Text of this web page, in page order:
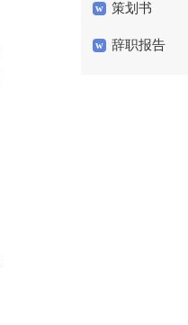
策划书
辞职报告